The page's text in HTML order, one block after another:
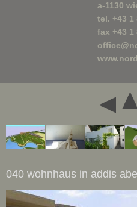
040 wohnhaus in addis
a-1130
tel. +43 1
fax +43 1